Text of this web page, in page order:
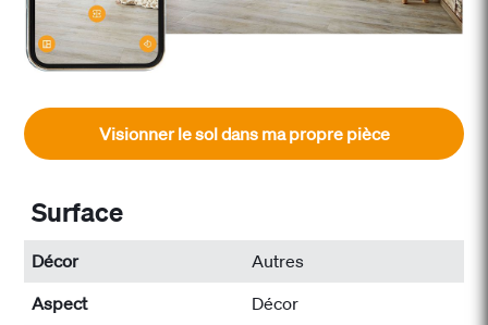
Visionner le sol dans ma propre pièce
Surface
Décor
Autres
Aspect
Décor